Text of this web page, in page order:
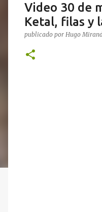
Video 30 de
Ketal, filas y
publicado por Hugo